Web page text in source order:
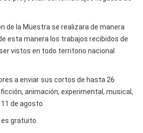
de la Muestra se realizara de manera
esta manera los trabajos recibidos de
vistos en todo territorio nacional
a enviar sus cortos de hasta 26
animación, experimental, musical,
de agosto.
gratuito.